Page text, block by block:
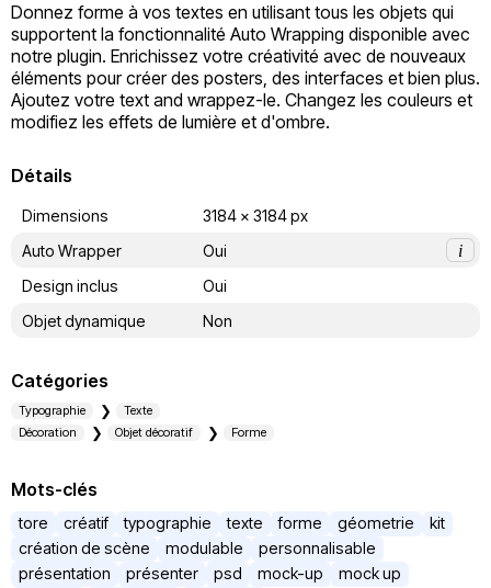
Donnez forme à vos textes en utilisant tous les objets qui
supportent la fonctionnalité Auto Wrapping disponible avec
notre plugin. Enrichissez votre créativité avec de nouveaux
éléments pour créer des posters, des interfaces et bien plus.
Ajoutez votre text and wrappez-le. Changez les couleurs et
modifiez les effets de lumière et d'ombre.
Détails
Dimensions
3184 x 3184 px
Auto Wrapper
Oui
i
Design inclus
Oui
Objet dynamique
Non
Catégories
Typographie
Texte
Décoration
Objet décoratif Forme
Mots-clés
tore créatif typographie texte forme géometrie
kit
création de scène
modulable
personnalisable
présentation
présenter psd mock-up
mock up